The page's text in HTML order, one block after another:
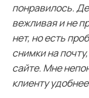
понравилось.
вежливая и не
нет, но есть
снимки на
сайте. Мне
клиенту